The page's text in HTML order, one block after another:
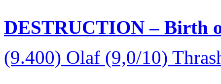
DESTRUCTION – Birth
(9.400) Olaf (9,0/10)